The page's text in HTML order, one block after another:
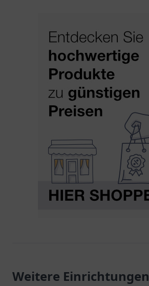
Weitere Einrichtungen